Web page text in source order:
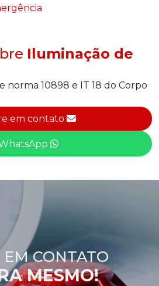
Iluminação de
norma 10898 e IT 18 do Corpo
em contato
EM CONTATO
MESMO!